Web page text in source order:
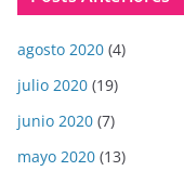
agosto 2020 (4)
julio 2020 (19)
junio 2020 (7)
mayo 2020 (13)